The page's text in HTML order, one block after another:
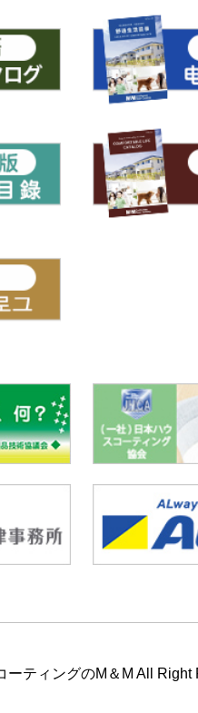
ーティングのM＆M All Right